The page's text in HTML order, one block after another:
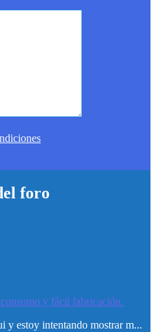
foro
y fácil fabricación.
y estoy intentando mostrar m...